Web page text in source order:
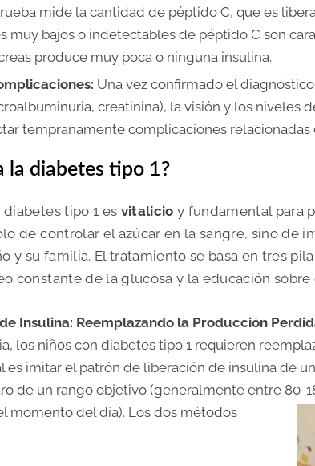
mide la cantidad de péptido C, que es
muy bajos o indetectables de péptido C son
produce muy poca o ninguna insulina.
Una vez confirmado el
creatinina), la visión y los niveles
tempranamente complicaciones relacionadas
la diabetes tipo 1?
tipo 1 es vitalicio y fundamental para
de controlar el azúcar en la sangre, sino de
y su familia. El tratamiento se basa en tres
constante de la glucosa y la educación
Insulina: Reemplazando la Producción
los niños con diabetes tipo 1 requieren
es imitar el patrón de liberación de insulina de
de un rango objetivo (generalmente entre 80-
momento del día). Los dos métodos